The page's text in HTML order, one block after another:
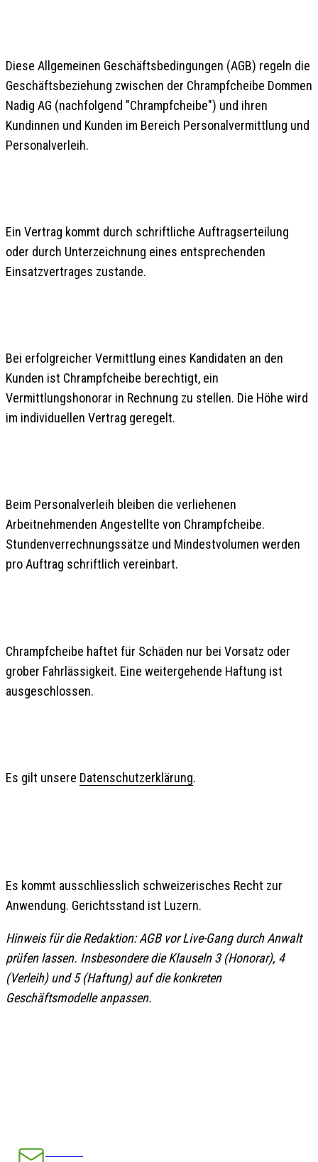
Diese Allgemeinen Geschäftsbedingungen (AGB) regeln die
Geschäftsbeziehung zwischen der Chrampfcheibe Dommen
Nadig AG (nachfolgend "Chrampfcheibe") und ihren
Kundinnen und Kunden im Bereich Personalvermittlung und
Personalverleih.
Ein Vertrag kommt durch schriftliche Auftragserteilung
oder durch Unterzeichnung eines entsprechenden
Einsatzvertrages zustande.
Bei erfolgreicher Vermittlung eines Kandidaten an den
Kunden ist Chrampfcheibe berechtigt, ein
Vermittlungshonorar in Rechnung zu stellen. Die Höhe wird
im individuellen Vertrag geregelt.
Beim Personalverleih bleiben die verliehenen
Arbeitnehmenden Angestellte von Chrampfcheibe.
Stundenverrechnungssätze und Mindestvolumen werden
pro Auftrag schriftlich vereinbart.
Chrampfcheibe haftet für Schäden nur bei Vorsatz oder
grober Fahrlässigkeit. Eine weitergehende Haftung ist
ausgeschlossen.
Es gilt unsere Datenschutzerklärung.
Es kommt ausschliesslich schweizerisches Recht zur
Anwendung. Gerichtsstand ist Luzern.
Hinweis für die Redaktion: AGB vor Live-Gang durch Anwalt
prüfen lassen. Insbesondere die Klauseln 3 (Honorar), 4
(Verleih) und 5 (Haftung) auf die konkreten
Geschäftsmodelle anpassen.